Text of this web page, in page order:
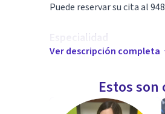
Puede reservar su cita al
Especialidad
-Capacidad de motivar y
- Escucha activa
Ver descripción completa
Estos